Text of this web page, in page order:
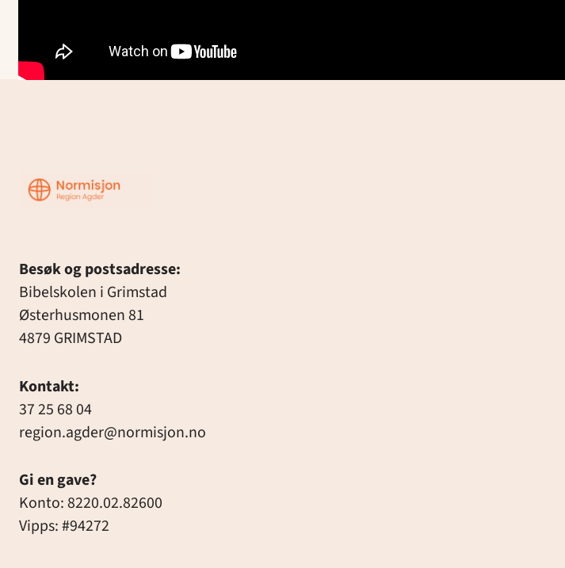
Region
Agder
Besøk og postsadresse:
Bibelskolen i Grimstad
Østerhusmonen 81
4879 GRIMSTAD
Kontakt:
37 25 68 04
region.agder@normisjon.no
Gi en gave?
Konto: 8220.02.82600
Vipps: #94272